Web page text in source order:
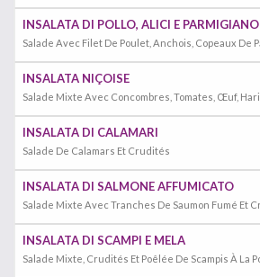
INSALATA DI POLLO, ALICI E PARMIGIANO
INSALATA NIÇOISE
INSALATA DI CALAMARI
Salade De Calamars Et Crudités
INSALATA DI SALMONE AFFUMICATO
INSALATA DI SCAMPI E MELA